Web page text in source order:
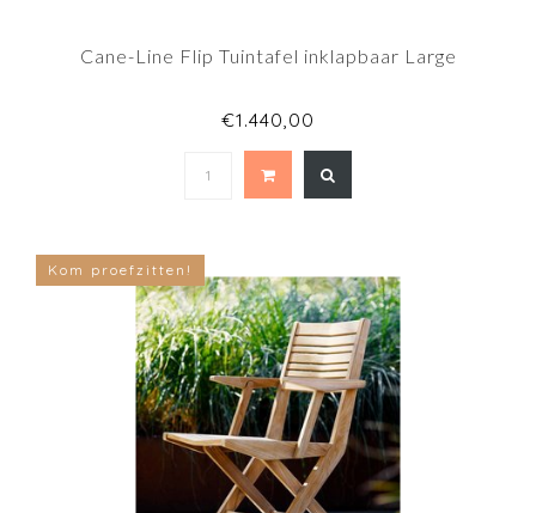
Cane-Line Flip Tuintafel inklapbaar Large
€1.440,00
Kom proefzitten!